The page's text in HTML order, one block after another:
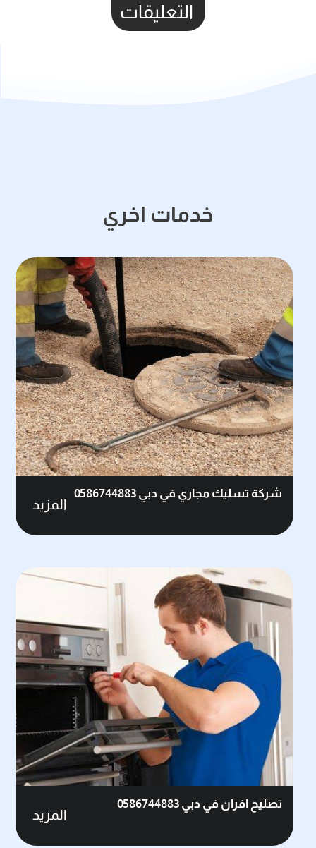
التعليقات
خدمات اخري
شركة تسليك مجاري في دبي 0586744883
المزيد
تصليح افران في دبي 0586744883
المزيد